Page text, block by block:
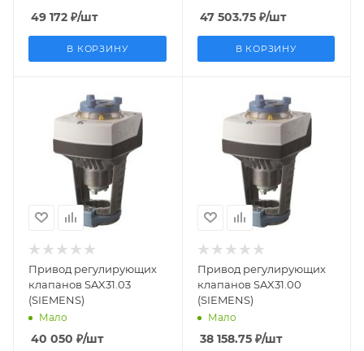
49 172 ₽/шт
В КОРЗИНУ
47 503.75₽/шт
В КОРЗИНУ
Заказной номер
S55150-A106
Вес, кг
1.865
производства
Швейцария
Привод регулирующих
клапанов SAX31.03
(SIEMENS)
Мало
40 050 ₽/шт
Заказной номер
S55150-A105
Вес, кг
1.873
производства
Швейцария
Привод регулирующих
клапанов SAX31.00
(SIEMENS)
Мало
38 158.75₽/шт